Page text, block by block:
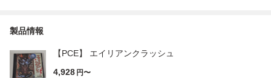
製品情報
【PCE】 エイリアンクラッシュ
4,928 円〜